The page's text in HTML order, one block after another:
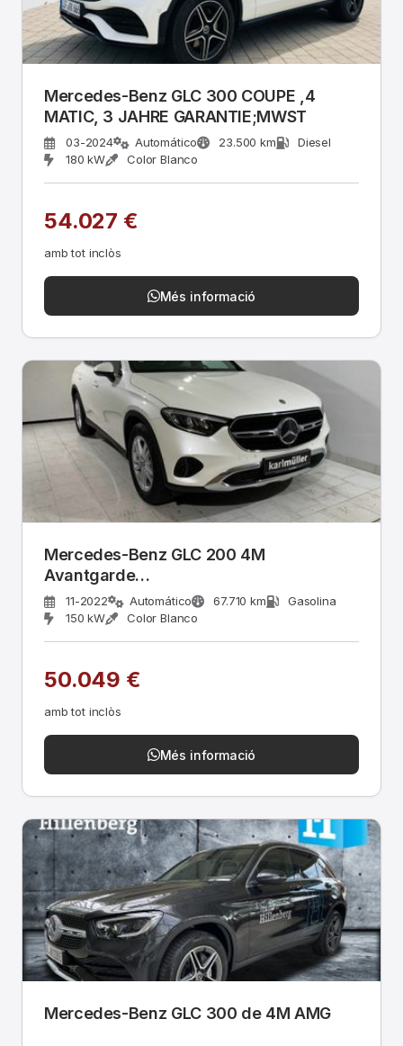
Mercedes-Benz GLC 300 COUPE ,4
MATIC, 3 JAHRE GARANTIE;MWST
03-2024 Automático 23.500 km
Diesel
180 kW
Color Blanco
54.027 €
amb tot inclòs
Més informació
Mercedes-Benz GLC 200 4M
Avantgarde
Pano+Memory+AHK+Ambiente
11-2022 Automático 67.710 km
Gasolina
150 kW
Color Blanco
50.049 €
amb tot inclòs
Més informació
Mercedes-Benz GLC 300 de 4M AMG